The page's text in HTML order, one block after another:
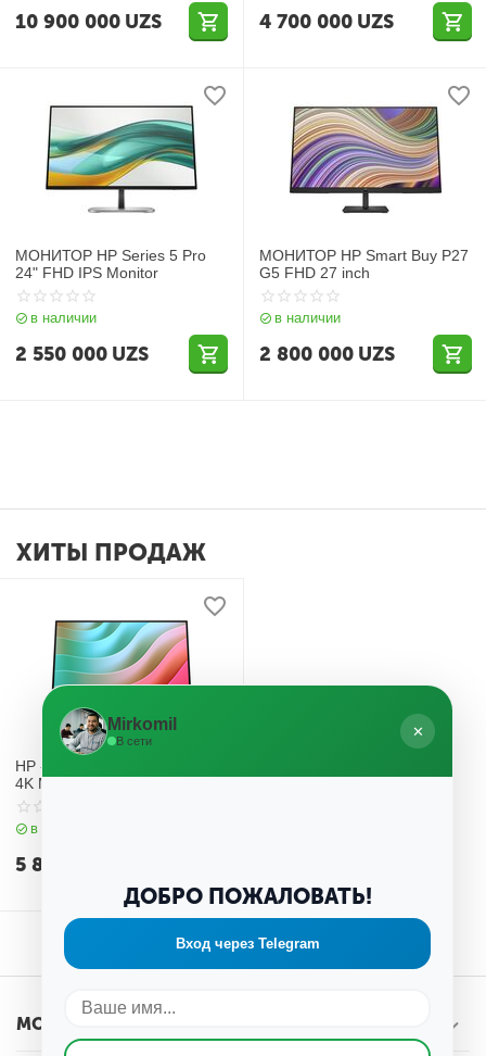
10 900 000 UZS 4 700 000 UZS
МОНИТОР HP Series 5 Pro
24" FHD IPS Monitor
в наличии
2 550 000 UZS
МОНИТОР HP Smart Buy P27
G5 FHD 27 inch
в наличии
2 800 000 UZS
ХИТЫ ПРОДАЖ
HP - 27" EliteDisplay E27k G5
4K Monitor, IPS, HDMI,USB-C,
5mc, UHD (3840x2160), Silver
в наличии
5 800 000
МОЯ УЧЕТНАЯ ЗАПИСЬ
Mirkomil
В сети
✕
ДОБРО ПОЖАЛОВАТЬ!
Вход через Telegram